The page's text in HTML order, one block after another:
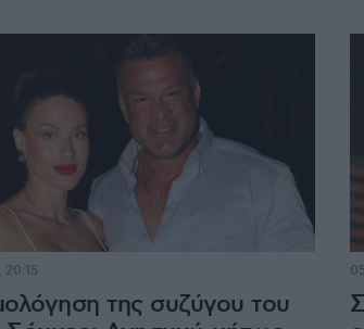
της συζύγου του